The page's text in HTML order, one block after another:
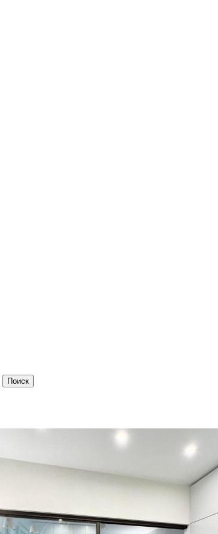
Поиск